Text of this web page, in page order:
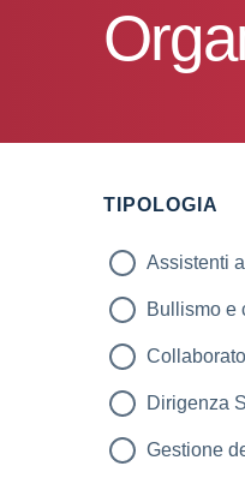
TIPOLOGIA
Assistenti
Bullismo e
Dirigenza
Gestione